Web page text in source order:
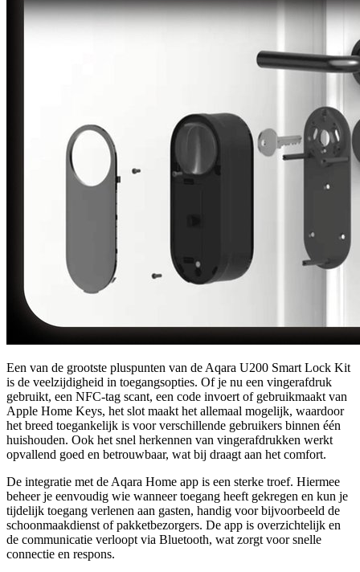
Een van de grootste pluspunten van de Aqara U200 Smart Lock Kit
is de veelzijdigheid in toegangsopties. Of je nu een vingerafdruk
gebruikt, een NFC-tag scant, een code invoert of gebruikmaakt van
Apple Home Keys, het slot maakt het allemaal mogelijk, waardoor
het breed toegankelijk is voor verschillende gebruikers binnen één
huishouden. Ook het snel herkennen van vingerafdrukken werkt
opvallend goed en betrouwbaar, wat bij draagt aan het comfort.
De integratie met de Aqara Home app is een sterke troef. Hiermee
beheer je eenvoudig wie wanneer toegang heeft gekregen en kun je
tijdelijk toegang verlenen aan gasten, handig voor bijvoorbeeld de
schoonmaakdienst of pakketbezorgers. De app is overzichtelijk en
de communicatie verloopt via Bluetooth, wat zorgt voor snelle
connectie en respons.